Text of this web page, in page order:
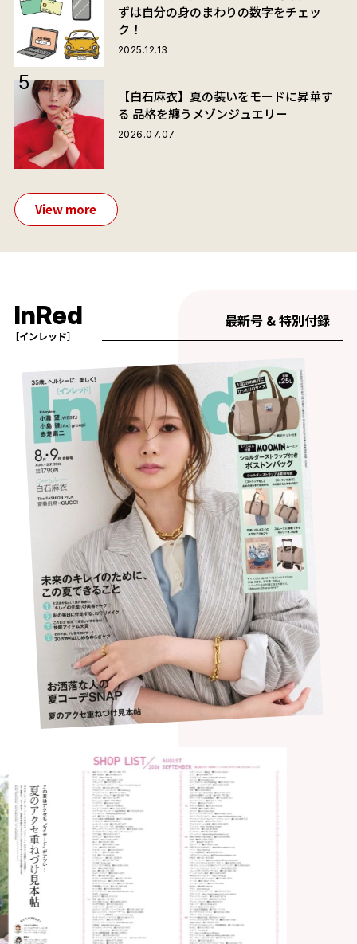
ずは自分の身のまわりの数字をチェッ
ク！
2025.12.13
【白石麻衣】夏の装いをモードに昇華す
る 品格を纏うメゾンジュエリー
2026.07.07
View more
InRed
［インレッド］
最新号 & 特別付録